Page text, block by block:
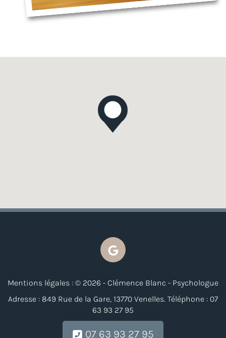
Mentions légales : © 2026 - Clémence Blanc - Psychologue
Adresse : 849 Rue de la Gare, 13770 Venelles. Téléphone : 07
63 93 27 95
07 63 93 27 95